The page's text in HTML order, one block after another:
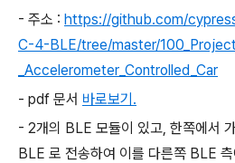
- 주소 : https://github.com/
C-4-BLE/tree/master/
_Accelerometer_Controlled_Car
- pdf 문서 바로보기.
- 2개의 BLE 모듈이 있고, 한쪽에서
BLE 로 전송하여 이를 다른쪽 BLE